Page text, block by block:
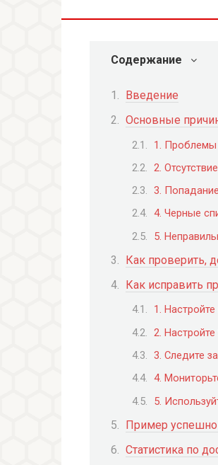
Содержание
Введение
Основные
1. Проблемы
2.
3.
4. Черные
5.
Как проверить,
Как исправить
1.
2. Настройте
3. Следите
4.
5.
Пример
Статистика по